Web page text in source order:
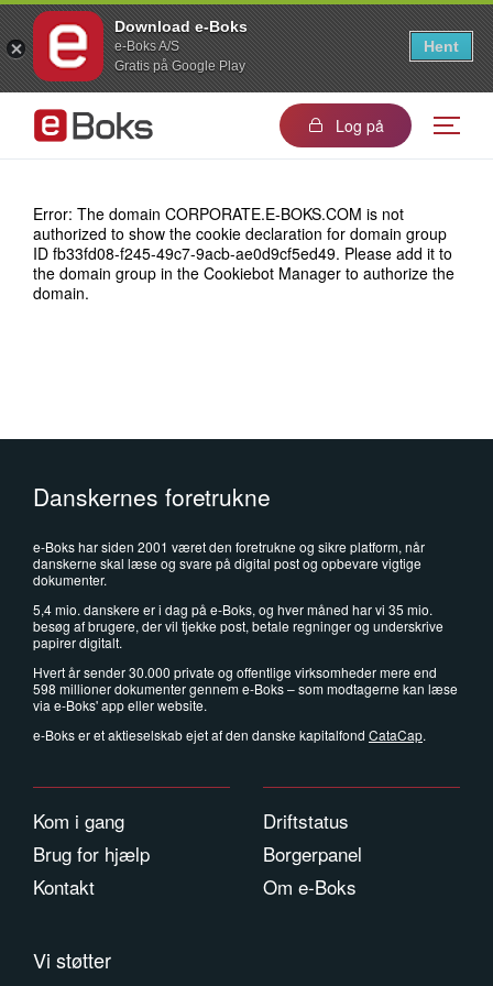
Download e-Boks
e-Boks A/S
Gratis på Google Play
Hent
Log på
Error: The domain CORPORATE.E-BOKS.COM is not
authorized to show the cookie declaration for domain group
ID fb33fd08-f245-49c7-9acb-ae0d9cf5ed49. Please add it to
the domain group in the Cookiebot Manager to authorize the
domain.
Danskernes foretrukne
e-Boks har siden 2001 været den foretrukne og sikre platform, når
danskerne skal læse og svare på digital post og opbevare vigtige
dokumenter.
5,4 mio. danskere er i dag på e-Boks, og hver måned har vi 35 mio.
besøg af brugere, der vil tjekke post, betale regninger og underskrive
papirer digitalt.
Hvert år sender 30.000 private og offentlige virksomheder mere end
598 millioner dokumenter gennem e-Boks – som modtagerne kan læse
via e-Boks' app eller website.
e-Boks er et aktieselskab ejet af den danske kapitalfond CataCap.
Kom i gang
Brug for hjælp
Kontakt
Driftstatus
Borgerpanel
Om e-Boks
Vi støtter